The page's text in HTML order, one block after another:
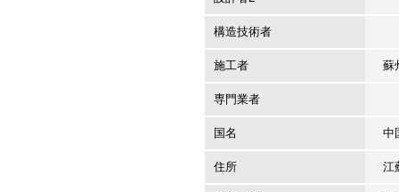
構造技術者
施工者 蘇
専門業者
国名 中
住所 江